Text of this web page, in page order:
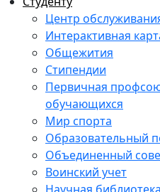
Центр
Интерактивная
Общежития
Стипендии
Первичная
обучающихся
Мир спорта
Образовательный
Объединенный
Воинский учет